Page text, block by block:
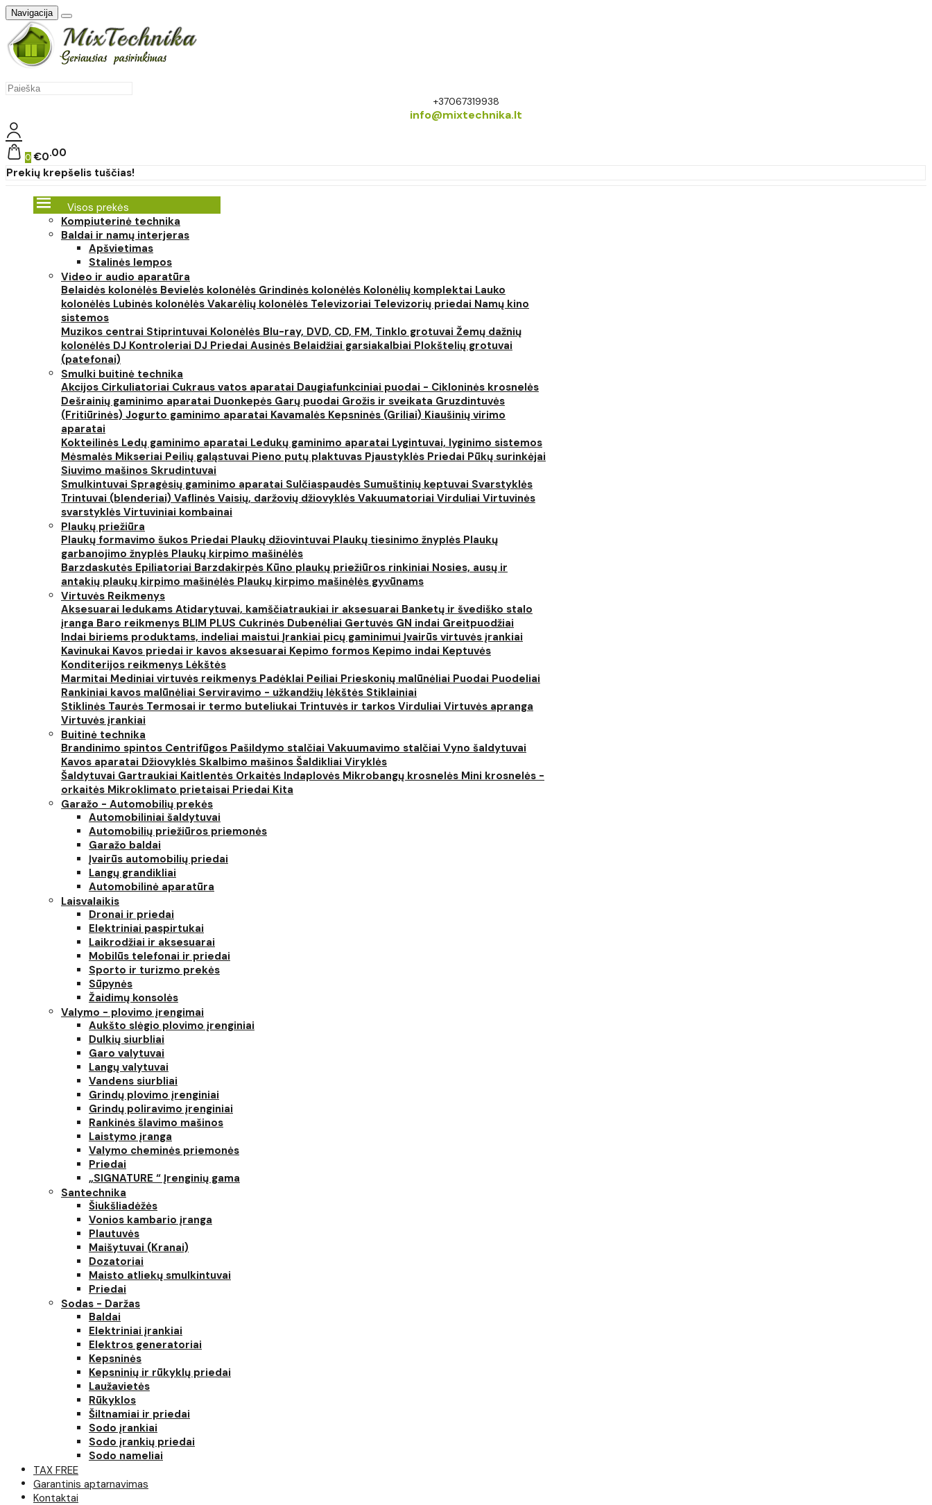
Navigacija
+37067319938
info@mixtechnika.lt
0 €0 00
Prekių krepšelis tuščias!
Visos prekės
Kompiuterinė technika
Baldai ir namų interjeras
Apšvietimas
Stalinės lempos
Video ir audio aparatūra
Belaidės kolonėlės Bevielės kolonėlės Grindinės kolonėlės Kolonėlių komplektai Lauko
kolonėlės Lubinės kolonėlės Vakarėlių kolonėlės Televizoriai Televizorių priedai Namų kino
sistemos
Muzikos centrai Stiprintuvai Kolonėlės Blu-ray, DVD, CD, FM, Tinklo grotuvai Žemų dažnių
kolonėlės DJ Kontroleriai DJ Priedai Ausinės Belaidžiai garsiakalbiai Plokštelių grotuvai
(patefonai)
Smulki buitinė technika
Akcijos Cirkuliatoriai Cukraus vatos aparatai Daugiafunkciniai puodai - Cikloninės krosnelės
Dešrainių gaminimo aparatai Duonkepės Garų puodai Grožis ir sveikata Gruzdintuvės
(Fritiūrinės) Jogurto gaminimo aparatai Kavamalės Kepsninės (Griliai) Kiaušinių virimo
aparatai
Kokteilinės Ledų gaminimo aparatai Ledukų gaminimo aparatai Lygintuvai, lyginimo sistemos
Mėsmalės Mikseriai Peilių galąstuvai Pieno putų plaktuvas Pjaustyklės Priedai Pūkų surinkėjai
Siuvimo mašinos Skrudintuvai
Smulkintuvai Spragėsių gaminimo aparatai Sulčiaspaudės Sumuštinių keptuvai Svarstyklės
Trintuvai (blenderiai) Vaflinės Vaisių, daržovių džiovyklės Vakuumatoriai Virduliai Virtuvinės
svarstyklės Virtuviniai kombainai
Plaukų priežiūra
Plaukų formavimo šukos Priedai Plaukų džiovintuvai Plaukų tiesinimo žnyplės Plaukų
garbanojimo žnyplės Plaukų kirpimo mašinėlės
Barzdaskutės Epiliatoriai Barzdakirpės Kūno plaukų priežiūros rinkiniai Nosies, ausų ir
antakių plaukų kirpimo mašinėlės Plaukų kirpimo mašinėlės gyvūnams
Virtuvės Reikmenys
Aksesuarai ledukams Atidarytuvai, kamščiatraukiai ir aksesuarai Banketų ir švediško stalo
įranga Baro reikmenys BLIM PLUS Cukrinės Dubenėliai Gertuvės GN indai Greitpuodžiai
Indai biriems produktams, indeliai maistui Įrankiai picų gaminimui Įvairūs virtuvės įrankiai
Kavinukai Kavos priedai ir kavos aksesuarai Kepimo formos Kepimo indai Keptuvės
Konditerijos reikmenys Lėkštės
Marmitai Mediniai virtuvės reikmenys Padėklai Peiliai Prieskonių malūnėliai Puodai Puodeliai
Rankiniai kavos malūnėliai Serviravimo - užkandžių lėkštės Stiklainiai
Stiklinės Taurės Termosai ir termo buteliukai Trintuvės ir tarkos Virduliai Virtuvės apranga
Virtuvės įrankiai
Buitinė technika
Brandinimo spintos Centrifūgos Pašildymo stalčiai Vakuumavimo stalčiai Vyno šaldytuvai
Kavos aparatai Džiovyklės Skalbimo mašinos Šaldikliai Viryklės
Šaldytuvai Gartraukiai Kaitlentės Orkaitės Indaplovės Mikrobangų krosnelės Mini krosnelės -
orkaitės Mikroklimato prietaisai Priedai Kita
Garažo - Automobilių prekės
Automobiliniai šaldytuvai
Automobilių priežiūros priemonės
Garažo baldai
Įvairūs automobilių priedai
Langų grandikliai
Automobilinė aparatūra
Laisvalaikis
Dronai ir priedai
Elektriniai paspirtukai
Laikrodžiai ir aksesuarai
Mobilūs telefonai ir priedai
Sporto ir turizmo prekės
Sūpynės
Žaidimų konsolės
Valymo - plovimo įrengimai
Aukšto slėgio plovimo įrenginiai
Dulkių siurbliai
Garo valytuvai
Langų valytuvai
Vandens siurbliai
Grindų plovimo įrenginiai
Grindų poliravimo įrenginiai
Rankinės šlavimo mašinos
Laistymo įranga
Valymo cheminės priemonės
Priedai
„SIGNATURE “ Įrenginių gama
Santechnika
Šiukšliadėžės
Vonios kambario įranga
Plautuvės
Maišytuvai (Kranai)
Dozatoriai
Maisto atliekų smulkintuvai
Priedai
Sodas - Daržas
Baldai
Elektriniai įrankiai
Elektros generatoriai
Kepsninės
Kepsninių ir rūkyklų priedai
Laužavietės
Rūkyklos
Šiltnamiai ir priedai
Sodo įrankiai
Sodo įrankių priedai
Sodo nameliai
TAX FREE
Garantinis aptarnavimas
Kontaktai